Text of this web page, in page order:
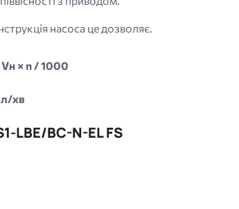
насоса це дозволяє.
Vн × n / 1000
хв
LBE/BC-N-EL FS